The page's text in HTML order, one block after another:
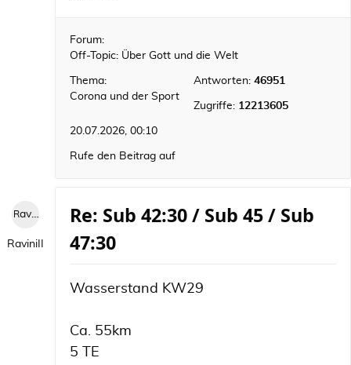
Forum:
Off-Topic: Über Gott und die Welt
Thema:
Corona und der Sport
Antworten: 46951
Zugriffe: 12213605
20.07.2026, 00:10
Rufe den Beitrag auf
RaviniII
RaviniII
Re: Sub 42:30 / Sub 45 / Sub
47:30
Wasserstand KW29
Ca. 55km
5 TE